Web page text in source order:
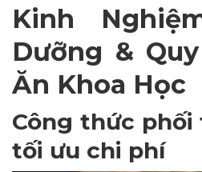
Kinh
Dưỡng &
Ăn Khoa Học
Công thức
tối ưu chi phí